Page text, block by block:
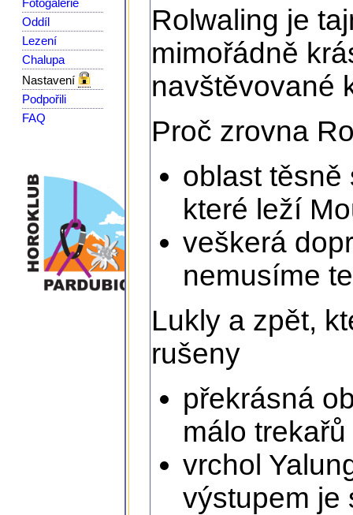
Fotogalerie
Oddíl
Lezení
Chalupa
Nastavení
Podpořili
FAQ
Rolwaling je
mimořádně
navštěvované
Proč zrovna
oblast těsně
které leží
veškerá
nemusíme
Lukly a zpět,
rušeny
překrásná
málo trekařů
vrchol
výstupem je